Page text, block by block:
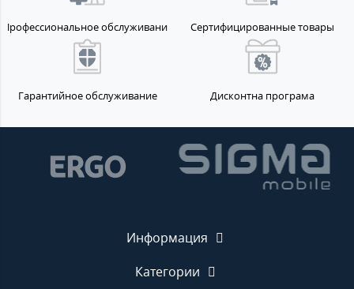
Профессиональное обслуживание Сертифицированные товары
Гарантийное обслуживание Дисконтна програма
Информация
Категории